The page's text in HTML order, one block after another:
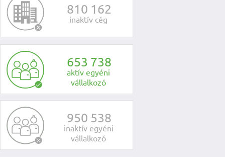
810 162
inaktív cég
653 738
aktív egyéni
vállalkozó
950 538
inaktív egyéni
vállalkozó